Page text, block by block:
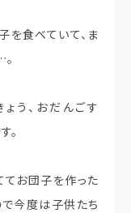
を食べていて、ま
う、おだんごす
。
お団子を作った
今度は子供たち